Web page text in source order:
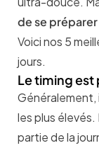
de se préparer
Voici nos 5
jours.
Le timing
Généralement,
les plus
partie de la